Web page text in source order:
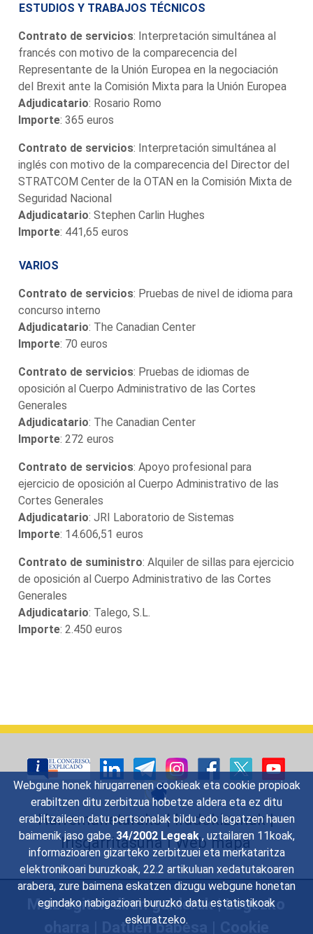
Webgune honek hirugarrenen cookieak eta cookie propioak
erabiltzen ditu zerbitzua hobetze aldera eta ez ditu
erabiltzaileen datu pertsonalak bildu edo lagatzen hauen
baimenik jaso gabe. 34/2002 Legeak, uztailaren 11koak,
informazioaren gizarteko zerbitzuei eta merkataritza
elektronikoari buruzkoak, 22.2 artikuluan xedatutakoaren
arabera, zure baimena eskatzen dizugu webgune honetan
egindako nabigazioari buruzko datu estatistikoak
eskuratzeko.
ESTUDIOS Y TRABAJOS TÉCNICOS
Contrato de servicios: Interpretación simultánea al
francés con motivo de la comparecencia del
Representante de la Unión Europea en la negociación
del Brexit ante la Comisión Mixta para la Unión Europea
Adjudicatario: Rosario Romo
Importe: 365 euros
Contrato de servicios: Interpretación simultánea al
inglés con motivo de la comparecencia del Director del
STRATCOM Center de la OTAN en la Comisión Mixta de
Seguridad Nacional
Adjudicatario: Stephen Carlin Hughes
Importe: 441,65 euros
VARIOS
Contrato de servicios: Pruebas de nivel de idioma para
concurso interno
Adjudicatario: The Canadian Center
Importe: 70 euros
Contrato de servicios: Pruebas de idiomas de
oposición al Cuerpo Administrativo de las Cortes
Generales
Adjudicatario: The Canadian Center
Importe: 272 euros
Contrato de servicios: Apoyo profesional para
ejercicio de oposición al Cuerpo Administrativo de las
Cortes Generales
Adjudicatario: JRI Laboratorio de Sistemas
Importe: 14.606,51 euros
Contrato de suministro: Alquiler de sillas para ejercicio
de oposición al Cuerpo Administrativo de las Cortes
Generales
Adjudicatario: Talego, S.L.
Importe: 2.450 euros
Harremanetarako|Iradokizunak|
Irisgarritasuna|Web mapa
Maiz egiten diren galderak|Legezko
Datuen babesa